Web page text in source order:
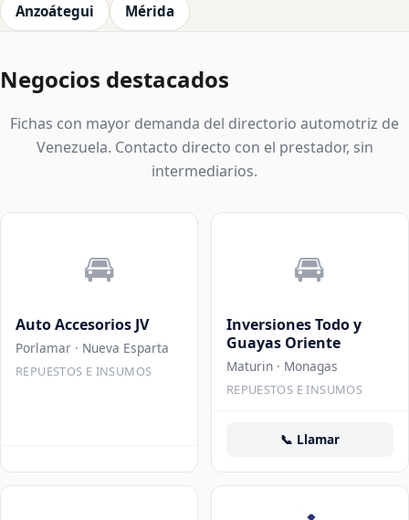
Anzoátegui Mérida
Negocios destacados
Fichas con mayor demanda del directorio automotriz de
Venezuela. Contacto directo con el prestador, sin
intermediarios.
🚘
Auto Accesorios JV
Porlamar · Nueva Esparta
REPUESTOS E INSUMOS
🚘
Inversiones Todo y
Guayas Oriente
Maturin · Monagas
REPUESTOS E INSUMOS
📞 Llamar